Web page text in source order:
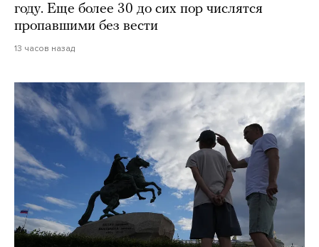
году. Еще более 30 до сих пор числятся
пропавшими без вести
13 часов назад